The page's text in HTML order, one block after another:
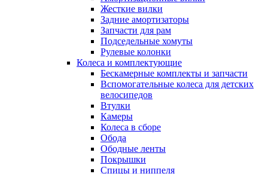
Жесткие вилки
Задние амортизаторы
Запчасти для рам
Подседельные хомуты
Рулевые колонки
Колеса и комплектующие
Бескамерные комплекты и запчасти
Вспомогательные колеса для детских
велосипедов
Втулки
Камеры
Колеса в сборе
Обода
Ободные ленты
Покрышки
Спицы и ниппеля